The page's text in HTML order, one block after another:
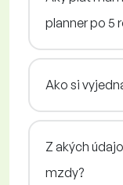
planner po 5
Ako si
Z akých
mzdy?